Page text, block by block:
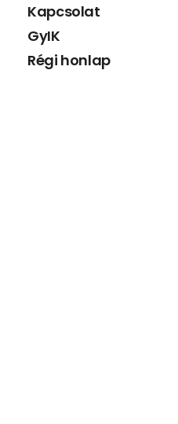
Kapcsolat
GyIK
Régi honlap